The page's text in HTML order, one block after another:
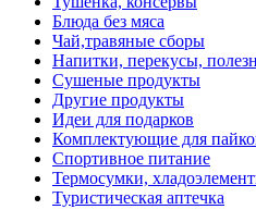
Блюда без мяса
Чай,травяные сборы
Напитки, перекусы,
Сушеные продукты
Другие продукты
Идеи для подарков
Комплектующие для
Спортивное питание
Термосумки,
Туристическая аптечка